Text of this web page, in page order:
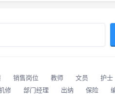
销售岗位 教师 文员 护士
修
部门经理 出纳 保险